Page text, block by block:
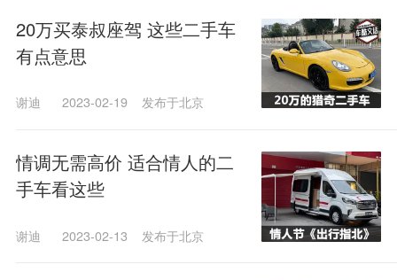
20万买泰叔座驾 这些二手车
有点意思
谢迪 2023-02-19 发布于北京
情调无需高价 适合情人的二
手车看这些
谢迪 2023-02-13 发布于北京